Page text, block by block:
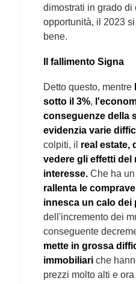
dimostrati in grado di
opportunità, il 2023
bene.
Il fallimento Signa
Detto questo, mentre
sotto il 3%,
conseguenze della
evidenzia varie
colpiti, il real estate,
vedere gli effetti del
interesse. Che ha un
rallenta le
innesca un calo dei
dell'incremento dei
conseguente
mette in grossa
immobiliari che
prezzi molto alti e